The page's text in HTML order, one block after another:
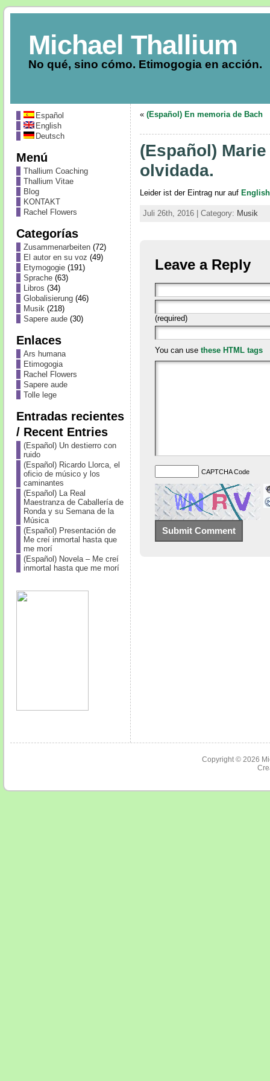
Michael Thallium
No qué, sino cómo. Etimogogia en acción.
Español
English
Deutsch
Menú
Thallium Coaching
Thallium Vitae
Blog
KONTAKT
Rachel Flowers
Categorías
Zusammenarbeiten(72)
El autor en su voz (49)
Etymogogie(191)
Sprache(63)
Libros (34)
Globalisierung(46)
Musik(218)
Sapere aude(30)
Enlaces
Ars humana
Etimogogia
Rachel Flowers
Sapere aude
Tolle lege
Entradas recientes
/ Recent Entries
(Español) Un destierro con
ruido
(Español) Ricardo Llorca, el
oficio de músico y los
caminantes
(Español) La Real
Maestranza de Caballería de
Ronda y su Semana de la
Música
(Español) Presentación de
Me creí inmortal hasta que
me morí
(Español) Novela – Me creí
inmortal hasta que me morí
« (Español) En memoria de Bach
(Español)
olvidada.
Leider ist der Eintrag nur auf English
Juli 26th, 2016 | Category: Musik
Leave a Reply
(required)
You can use these HTML tags
CAPTCHA Code
Copyright © 2026